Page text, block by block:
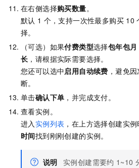
在右侧选择购买数量。
默认 1 个，支持一次性最多购买 10
择。
（可选）如果付费类型选择包年包月
长 ，请根据实际需要选择。
您还可以选中启用自动续费 ，避免
断。
单击确认下单 ，并完成支付。
查看实例。
进入实例列表 ，在上方选择创建实
时间找到刚刚创建的实例。
说明 实例创建需要约 1~10